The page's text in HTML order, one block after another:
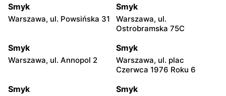
Smyk
Warszawa, ul. Powsińska 31
Smyk
Warszawa, ul.
Ostrobramska 75C
Smyk
Warszawa, ul. Annopol 2
Smyk
Warszawa, ul. plac
Czerwca 1976 Roku 6
Smyk Smyk